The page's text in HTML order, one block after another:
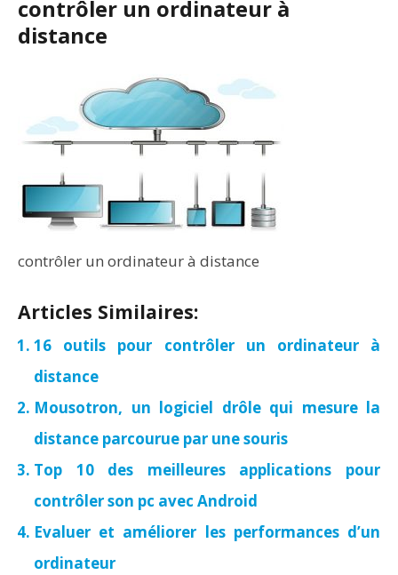
contrôler un ordinateur à
distance
contrôler un ordinateur à distance
Articles Similaires:
16 outils pour contrôler un ordinateur à
distance
Mousotron, un logiciel drôle qui mesure la
distance parcourue par une souris
Top 10 des meilleures applications pour
contrôler son pc avec Android
Evaluer et améliorer les performances d’un
ordinateur